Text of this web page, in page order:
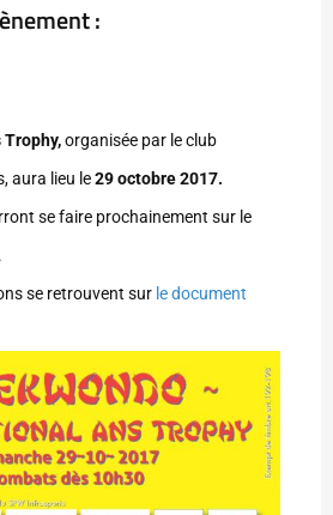
:
Trophy,organisée par le club
aura lieu le29 octobre 2017.
se faire prochainement sur le
.
se retrouvent sur le document